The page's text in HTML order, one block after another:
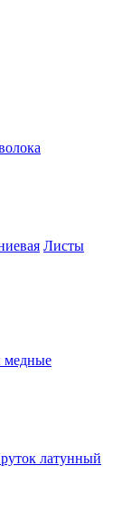
Листы
медные
латунный